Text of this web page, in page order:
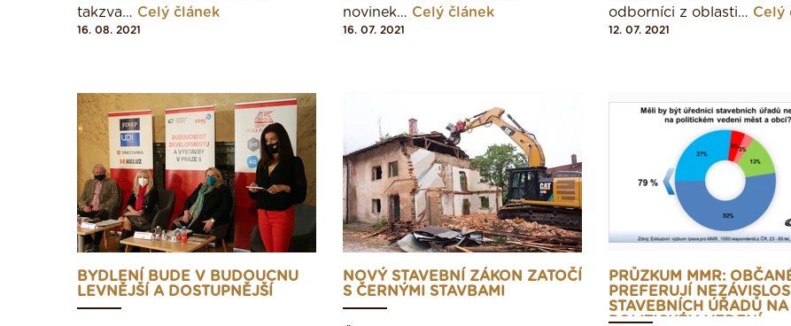
takzva… Celý článek
16. 08. 2021
novinek… Celý článek
16. 07. 2021
odborníci z oblasti… Celý
12. 07. 2021
BYDLENÍ BUDE V BUDOUCNU
LEVNĚJŠÍ A DOSTUPNĚJŠÍ
NOVÝ STAVEBNÍ ZÁKON ZATOČÍ
S ČERNÝMI STAVBAMI
PRŮZKUM MMR:
PREFERUJÍ
STAVEBNÍCH ÚŘADŮ NA
POLITICKÉM VEDENÍ